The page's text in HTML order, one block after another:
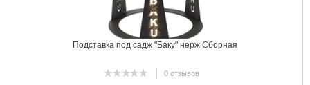
Подставка под садж "Баку" нерж Сборная
0 отзывов